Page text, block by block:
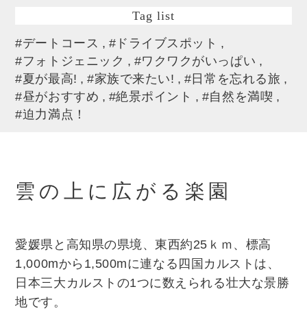
Tag list
#デートコース
#ドライブスポット
#フォトジェニック
#ワクワクがいっぱい
#夏が最高!
#家族で来たい!
#日常を忘れる旅
#昼がおすすめ
#絶景ポイント
#自然を満喫
#迫力満点！
雲の上に広がる楽園
愛媛県と高知県の県境、東西約25ｋｍ、標高
1,000mから1,500mに連なる四国カルストは、
日本三大カルストの1つに数えられる壮大な景勝
地です。